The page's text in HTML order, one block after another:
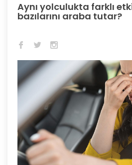
Aynı yolculukta farklı
bazılarını araba tutar?